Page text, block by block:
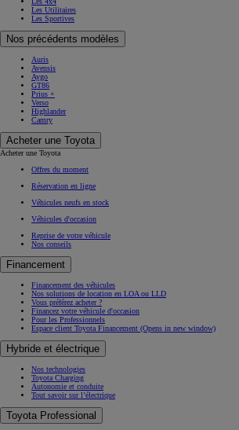
Les Utilitaires
Les Sportives
Nos précédents modèles
Auris
Avensis
Aygo
GT86
Prius +
Verso
Highlander
Camry
Acheter une Toyota
Acheter une Toyota
Offres du moment
Réservation en ligne
Véhicules neufs en stock
Véhicules d'occasion
Reprise de votre véhicule
Nos conseils
Financement
Financement des véhicules
Nos solutions de location en LOA ou LLD
Vous préférez acheter ?
Financez votre véhicule d'occasion
Pour les Professionnels
Espace client Toyota Financement (Opens in new window)
Hybride et électrique
Nos technologies
Toyota Charging
Autonomie et conduite
Tout savoir sur l’électrique
Toyota Professional